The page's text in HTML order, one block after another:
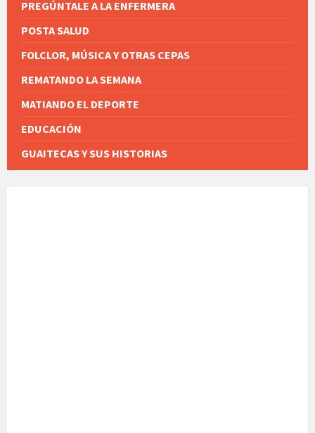
PREGÚNTALE A LA ENFERMERA
POSTA SALUD
FOLCLOR, MÚSICA Y OTRAS CEPAS
REMATANDO LA SEMANA
MATIANDO EL DEPORTE
EDUCACIÓN
GUAITECAS Y SUS HISTORIAS